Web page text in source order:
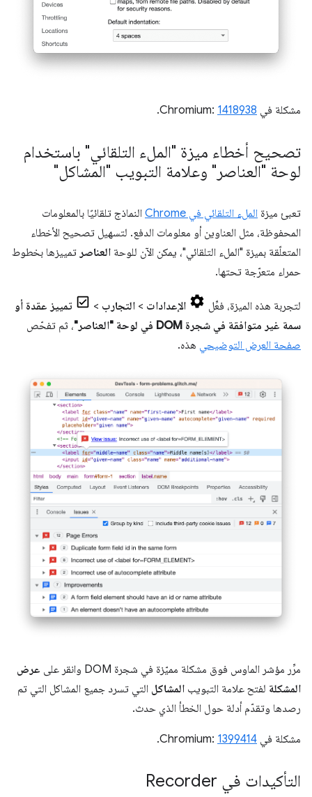
مشكلة في Chromium: 1418938
.
تصحيح أخطاء ميزة "الملء التلقائي" باستخدام
لوحة "العناصر" وعلامة التبويب "المشاكل"
تعبئ ميزة الملء التلقائي في Chrome
النماذج تلقائيًا بالمعلومات
المحفوظة، مثل العناوين أو معلومات الدفع. لتسهيل تصحيح الأخطاء
المتعلّقة بميزة "الملء التلقائي"، يمكن الآن للوحة العناصر تمييزها بخطوط
حمراء متعرّجة تحتها.
لتجربة هذه الميزة، فعِّل الإعدادات > التجارب >
تمييز عقدة أو
سمة غير متوافقة في شجرة DOM في لوحة "العناصر"
، ثم تفحّص
صفحة العرض التوضيحي هذه.
مرِّر مؤشر الماوس فوق مشكلة مميّزة في شجرة DOM وانقر على
عرض
المشكلة لفتح علامة التبويب المشاكل التي تسرد جميع المشاكل التي تم
رصدها وتقدّم أدلة حول الخطأ الذي حدث.
مشكلة في Chromium: 1399414
.
التأكيدات في Recorder